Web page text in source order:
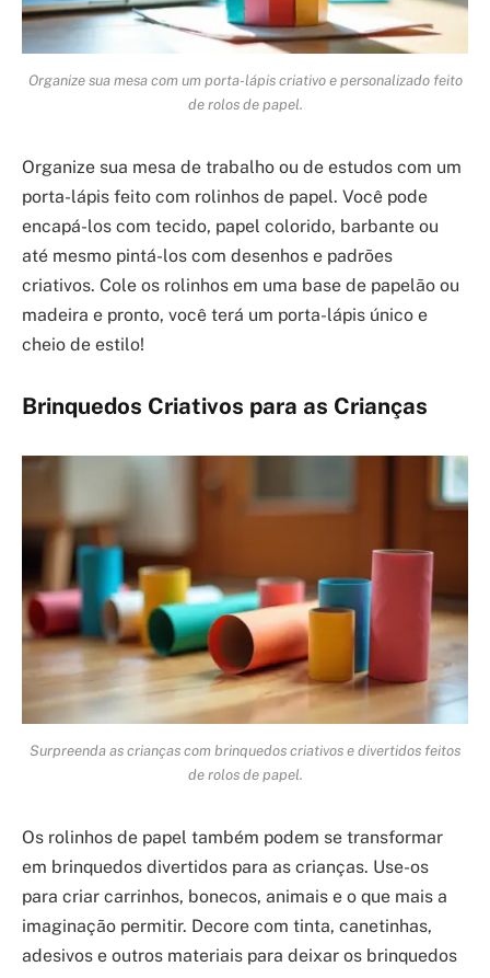
Organize sua mesa com um porta-lápis criativo e personalizado feito
de rolos de papel.
Organize sua mesa de trabalho ou de estudos com um
porta-lápis feito com rolinhos de papel. Você pode
encapá-los com tecido, papel colorido, barbante ou
até mesmo pintá-los com desenhos e padrões
criativos. Cole os rolinhos em uma base de papelão ou
madeira e pronto, você terá um porta-lápis único e
cheio de estilo!
Brinquedos Criativos para as Crianças
Surpreenda as crianças com brinquedos criativos e divertidos feitos
de rolos de papel.
Os rolinhos de papel também podem se transformar
em brinquedos divertidos para as crianças. Use-os
para criar carrinhos, bonecos, animais e o que mais a
imaginação permitir. Decore com tinta, canetinhas,
adesivos e outros materiais para deixar os brinquedos